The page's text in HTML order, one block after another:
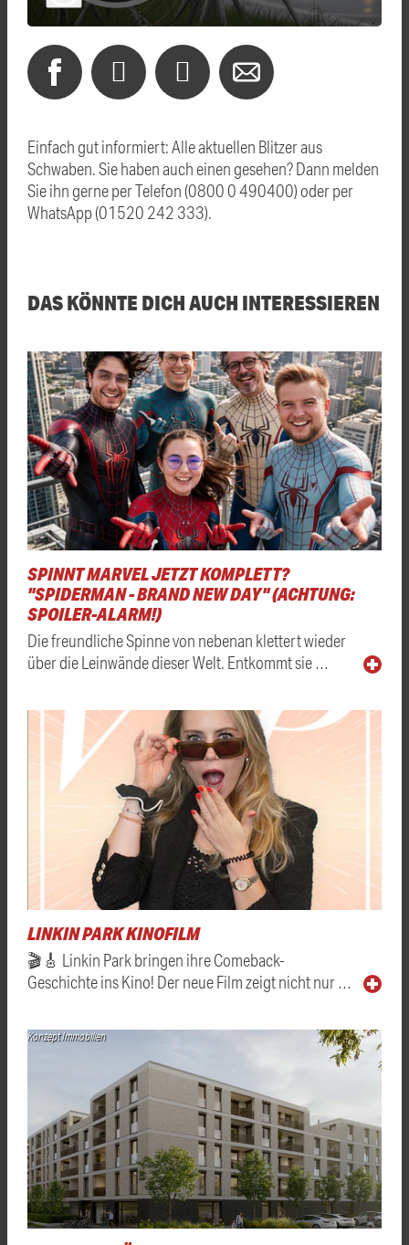
Einfach gut informiert: Alle aktuellen Blitzer aus
Schwaben. Sie haben auch einen gesehen? Dann melden
Sie ihn gerne per Telefon (0800 0 490400) oder per
WhatsApp (01520 242 333).
DAS KÖNNTE DICH AUCH INTERESSIEREN
SPINNT MARVEL JETZT KOMPLETT?
"SPIDERMAN - BRAND NEW DAY" (ACHTUNG:
SPOILER-ALARM!)
Die freundliche Spinne von nebenan klettert wieder
über die Leinwände dieser Welt. Entkommt sie …
LINKIN PARK KINOFILM
🎬🎸 Linkin Park bringen ihre Comeback-
Geschichte ins Kino! Der neue Film zeigt nicht nur …
Konzept Immobilien